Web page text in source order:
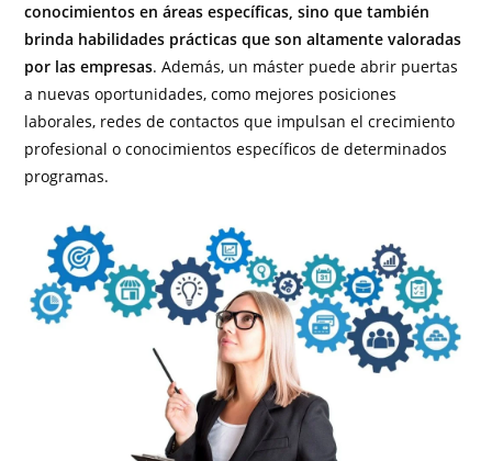
conocimientos en áreas específicas, sino que también
brinda habilidades prácticas que son altamente valoradas
por las empresas. Además, un máster puede abrir puertas
a nuevas oportunidades, como mejores posiciones
laborales, redes de contactos que impulsan el crecimiento
profesional o conocimientos específicos de determinados
programas.